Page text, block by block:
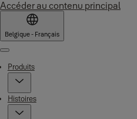
Accéder au contenu principal
Belgique - Français
Menu
Produits
Histoires